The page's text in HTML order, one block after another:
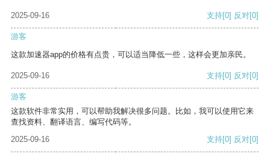
2025-09-16 支持[0] 反对[0]
游客
这款加速器app的价格有点贵，可以适当降低一些，这样会更加亲民。
2025-09-16 支持[0] 反对[0]
游客
这款软件非常实用，可以帮助我解决很多问题。比如，我可以使用它来
查找资料、翻译语言、编写代码等。
2025-09-16
支持[0] 反对[0]